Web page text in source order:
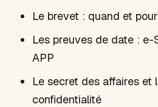
Le brevet : quand et
Les preuves de date : e-
APP
Le secret des affaires et
confidentialité